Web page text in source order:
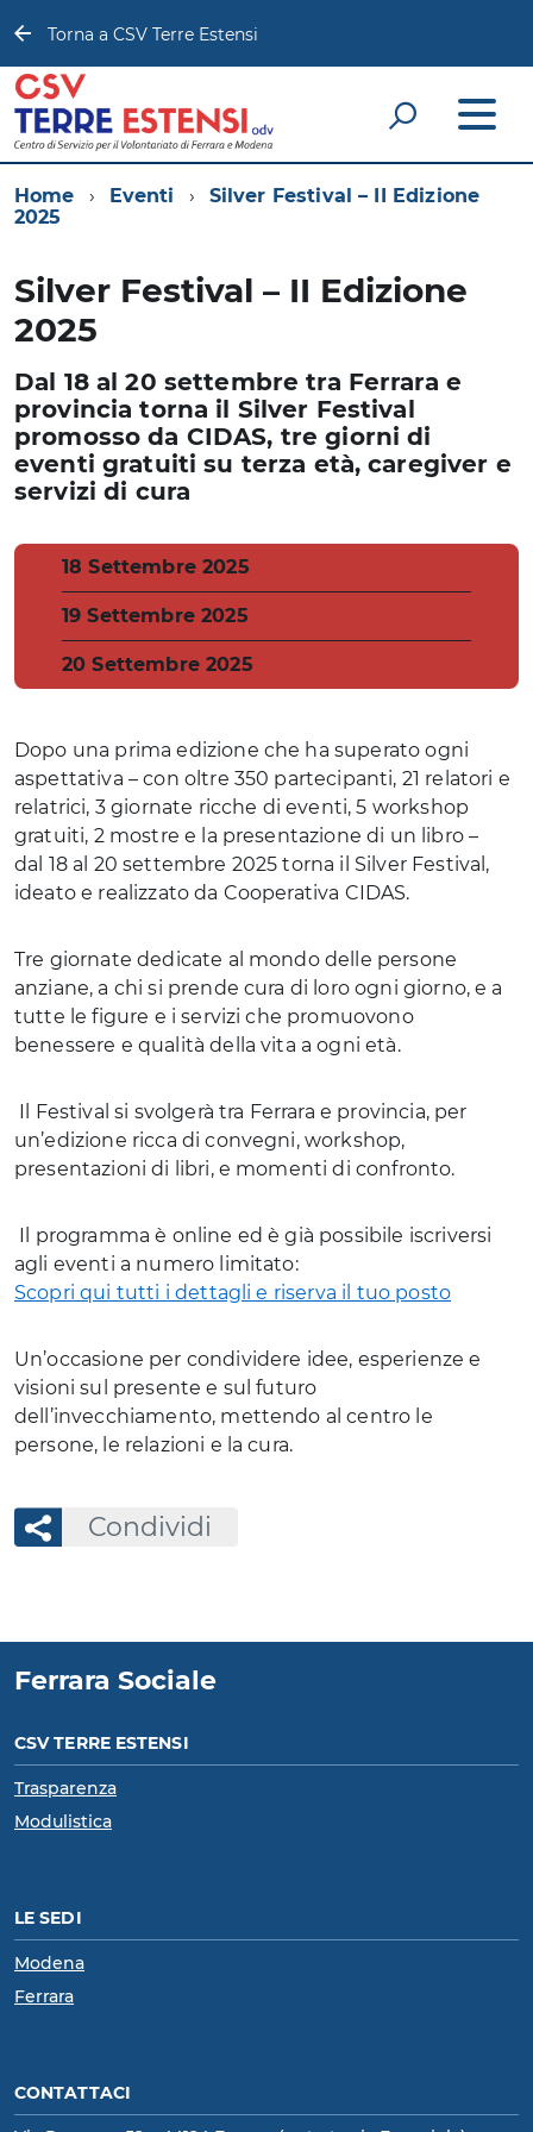
Torna a CSV Terre Estensi
Home Eventi
Silver Festival – II Edizione
2025
Silver Festival – II Edizione
2025
Dal 18 al 20 settembre tra Ferrara e
provincia torna il Silver Festival
promosso da CIDAS, tre giorni di
eventi gratuiti su terza età, caregiver e
servizi di cura
Data
18 Settembre 2025
Data
19 Settembre 2025
Data
20 Settembre 2025
Dopo una prima edizione che ha superato ogni
aspettativa – con oltre 350 partecipanti, 21 relatori e
relatrici, 3 giornate ricche di eventi, 5 workshop
gratuiti, 2 mostre e la presentazione di un libro –
dal 18 al 20 settembre 2025 torna il Silver Festival,
ideato e realizzato da Cooperativa CIDAS.
Tre giornate dedicate al mondo delle persone
anziane, a chi si prende cura di loro ogni giorno, e a
tutte le figure e i servizi che promuovono
benessere e qualità della vita a ogni età.
Il Festival si svolgerà tra Ferrara e provincia, per
un’edizione ricca di convegni, workshop,
presentazioni di libri, e momenti di confronto.
Il programma è online ed è già possibile iscriversi
agli eventi a numero limitato:
Scopri qui tutti i dettagli e riserva il tuo posto
Un’occasione per condividere idee, esperienze e
visioni sul presente e sul futuro
dell’invecchiamento, mettendo al centro le
persone, le relazioni e la cura.
Condividi
Ferrara Sociale
CSV TERRE ESTENSI
Trasparenza
Modulistica
LE SEDI
Modena
Ferrara
CONTATTACI